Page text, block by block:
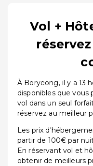
Vol +
À Boryeong, il y a 13
disponibles que
vol dans un seul
réservez au meilleur
Les prix
partir de 100€ par
En réservant vol et
obtenir de meilleurs